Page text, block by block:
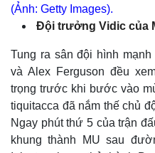
(Ảnh: Getty Images).
Đội trưởng Vidic của
Tung ra sân đội hình
và Alex Ferguson đều
trọng trước khi bước vào
tiquitacca đã nắm thế chủ
Ngay phút thứ 5 của trận
khung thành MU sau